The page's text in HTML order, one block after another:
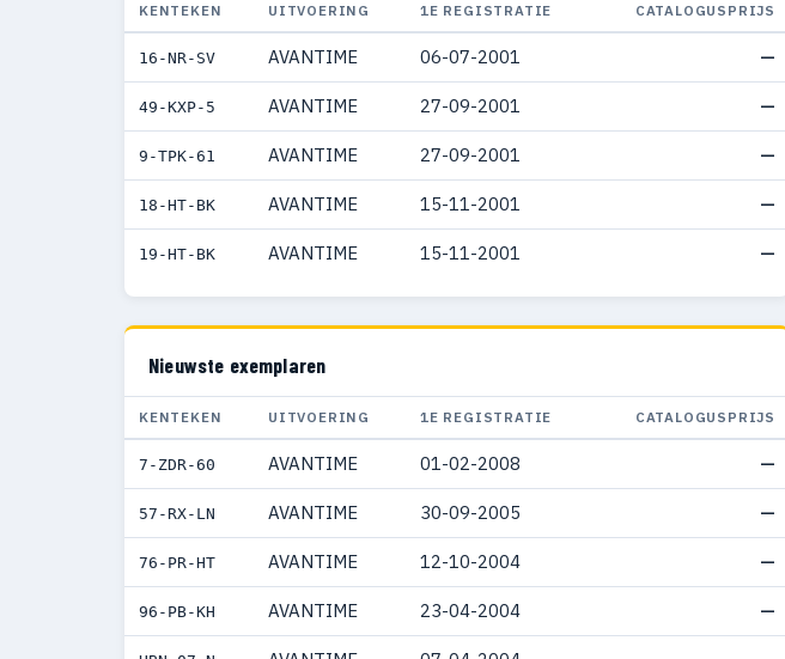
KENTEKEN UITVOERING 1E REGISTRATIE CATALOGUSPRIJS
16-NR-SV AVANTIME 06-07-2001 —
49-KXP-5 AVANTIME 27-09-2001 —
9-TPK-61 AVANTIME 27-09-2001 —
18-HT-BK AVANTIME 15-11-2001 —
19-HT-BK AVANTIME 15-11-2001 —
Nieuwste exemplaren
KENTEKEN UITVOERING 1E REGISTRATIE CATALOGUSPRIJS
7-ZDR-60 AVANTIME 01-02-2008 —
57-RX-LN AVANTIME 30-09-2005 —
76-PR-HT AVANTIME 12-10-2004 —
96-PB-KH AVANTIME 23-04-2004 —